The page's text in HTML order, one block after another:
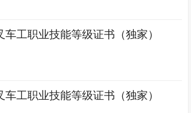
车工职业技能等级证书（独家）
车工职业技能等级证书（独家）